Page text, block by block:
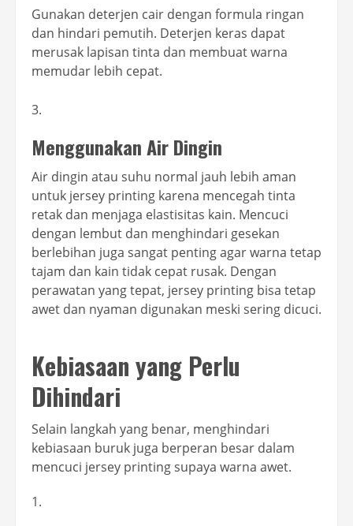
Gunakan deterjen cair dengan formula ringan
dan hindari pemutih. Deterjen keras dapat
merusak lapisan tinta dan membuat warna
memudar lebih cepat.
Menggunakan Air Dingin
Air dingin atau suhu normal jauh lebih aman
untuk jersey printing karena mencegah tinta
retak dan menjaga elastisitas kain. Mencuci
dengan lembut dan menghindari gesekan
berlebihan juga sangat penting agar warna tetap
tajam dan kain tidak cepat rusak. Dengan
perawatan yang tepat, jersey printing bisa tetap
awet dan nyaman digunakan meski sering dicuci.
Kebiasaan yang Perlu
Dihindari
Selain langkah yang benar, menghindari
kebiasaan buruk juga berperan besar dalam
mencuci jersey printing supaya warna awet.